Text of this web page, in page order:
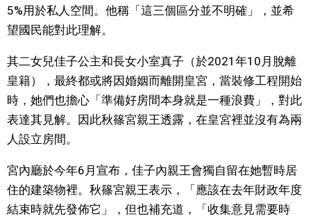
日本入門
社會
財經
文化
科學技術
5%用於私人空間。他稱「這三個區分並不明確」，並希
望國民能對此理解。
其二女兒佳子公主和長女小室真子（於2021年10月脫離
皇籍），最終都或將因婚姻而離開皇宮，當裝修工程開始
時，她們也擔心「準備好房間本身就是一種浪費」，對此
表達其見解。因此秋篠宮親王透露，在皇宮裡並沒有為兩
人設立房間。
宮內廳於今年6月宣布，佳子內親王會獨自留在她暫時居
住的建築物裡。秋篠宮親王表示，「應該在去年財政年度
結束時就先發佈它」，但也補充道，「收集意見需要時